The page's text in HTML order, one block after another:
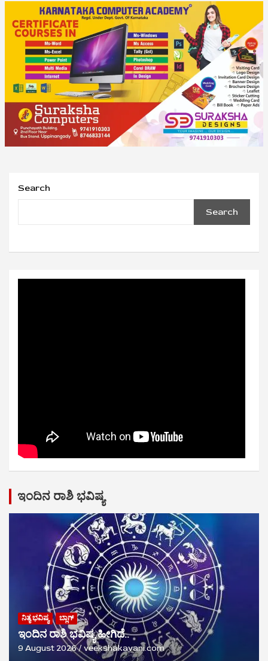
Search
Search
ಇಂದಿನ ರಾಶಿ ಭವಿಷ್ಯ
ನಿತ್ಯ ಭವಿಷ್ಯ ಬ್ಲಾಗ್
ಇಂದಿನ ರಾಶಿ ಭವಿಷ್ಯ ಹೀಗಿದೆ..
9 August 2026 veekshakavani.com